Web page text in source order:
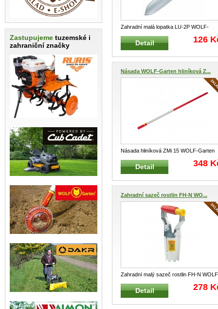
Zastupujeme tuzemské i
zahraniční značky
Zahradní malá lopatka LU-2P WOLF-
Garten Výrobek s prodlouženou...
Detail 126
Násada WOLF-Garten hliníková Z...
Násada hliníková ZMi 15 WOLF-Garten
Výrobek s prodlouženou z
Detail 348
Zahradní sazeč rostlin FH-N WO...
Zahradní malý sazeč rostlin FH-N
Garten Výrobek s prodl
Detail 278